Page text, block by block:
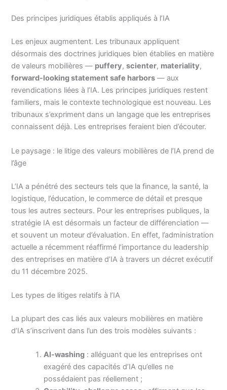
Des principes juridiques établis appliqués à l’IA
Les enjeux augmentent. Les tribunaux appliquent
désormais des doctrines juridiques bien établies en matière
de valeurs mobilières — puffery,scienter, materiality,
forward-looking statement safe harbors — aux
revendications liées à l’IA. Les principes juridiques restent
familiers, mais le contexte technologique est nouveau. Les
tribunaux s’expriment dans un langage que les entreprises
connaissent déjà. Les entreprises feraient bien d’écouter.
Le paysage : le litige des valeurs mobilières de l’IA prend de
l’âge
L’IA a pénétré des secteurs tels que la finance, la santé, la
logistique, l’éducation, le commerce de détail et presque
tous les autres secteurs. Pour les entreprises publiques, la
stratégie IA est désormais un facteur de différenciation —
et souvent un moteur d’évaluation. En effet, l’administration
actuelle a récemment réaffirmé l’importance du leadership
des entreprises en matière d’IA à travers un décret exécutif
du 11 décembre 2025.
Les types de litiges relatifs à l’IA
La plupart des cas liés aux valeurs mobilières en matière
d’IA s’inscrivent dans l’un des trois modèles suivants :
AI-washing : alléguant que les entreprises ont
exagéré des capacités d’IA qu’elles ne
possédaient pas réellement ;